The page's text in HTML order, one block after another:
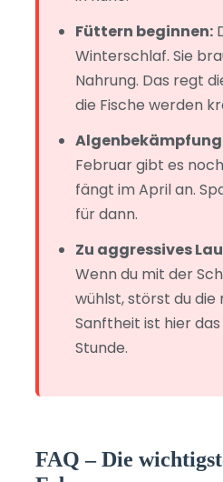
Füttern beginnen:
Winterschlaf. Sie
Nahrung. Das regt
die Fische werden
Februar gibt es
fängt im April an.
für dann.
Zu aggressives
Wenn du mit der
wühlst, störst du die
Sanftheit ist hier
Stunde.
FAQ – Die